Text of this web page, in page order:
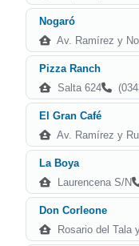
Nogaró
Av. Ramírez y
Pizza Ranch
Salta 624
El Gran Café
Av. Ramírez y
La Boya
Laurencena S/N
Don Corleone
Rosario del Tala